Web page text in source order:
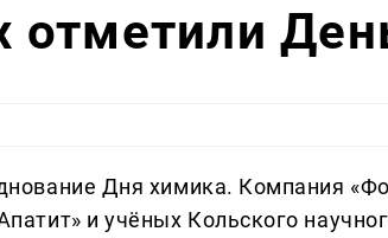
отметили
Дня химика. Компания
и учёных Кольского